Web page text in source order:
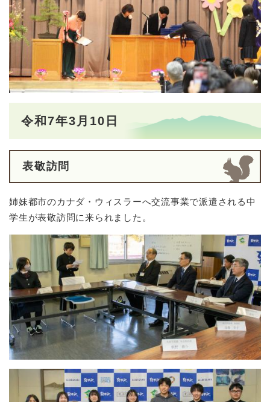
令和7年3月10日
表敬訪問
姉妹都市のカナダ・ウィスラーへ交流事業で派遣される中
学生が表敬訪問に来られました。